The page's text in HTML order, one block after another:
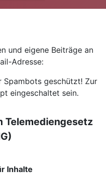
und eigene Beiträge an
Adresse:
Spambots geschützt! Zur
eingeschaltet sein.
Telemediengesetz
Inhalte